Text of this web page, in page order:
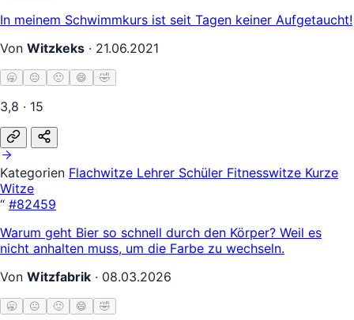
In meinem Schwimmkurs ist seit Tagen keiner Aufgetaucht!
Von Witzkeks · 21.06.2021
🥱 😐 🙂 😄 🤣
3,8 · 15
Kategorien Flachwitze Lehrer Schüler Fitnesswitze Kurze
Witze
“ #82459
Warum geht Bier so schnell durch den Körper? Weil es
nicht anhalten muss, um die Farbe zu wechseln.
Von Witzfabrik · 08.03.2026
🥱 😐 🙂 😄 🤣